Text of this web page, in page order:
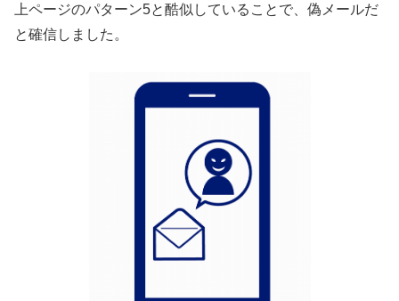
上ページのパターン5と酷似していることで、偽メールだ
と確信しました。